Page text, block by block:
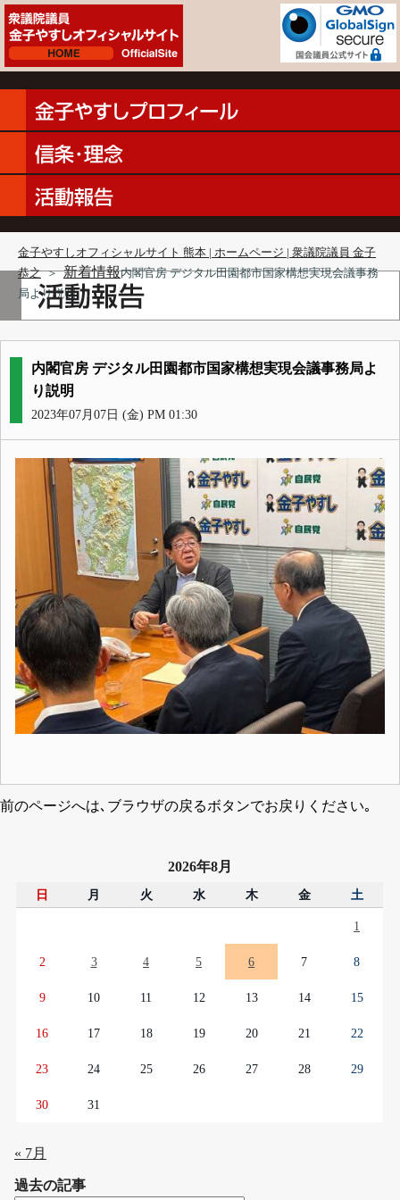
金子やすしオフィシャルサイト 熊本 | ホームページ | 衆議院議員 金子
恭之 ＞ 新着情報内閣官房 デジタル田園都市国家構想実現会議事務
局より説明
内閣官房 デジタル田園都市国家構想実現会議事務局よ
り説明
2023年07月07日 (金) PM 01:30
前のページへは､ブラウザの戻るボタンでお戻りください｡
2026年8月
日 月 火 水 木 金 土
1
2 3 4 5 6 7 8
9 10 11 12 13 14 15
16 17 18 19 20 21 22
23 24 25 26 27 28 29
30 31
« 7月
過去の記事